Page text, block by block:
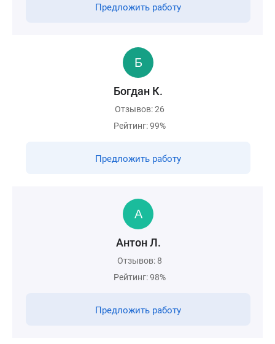
Предложить работу
Богдан К.
Отзывов: 26
Рейтинг: 99%
Предложить работу
Антон Л.
Отзывов: 8
Рейтинг: 98%
Предложить работу